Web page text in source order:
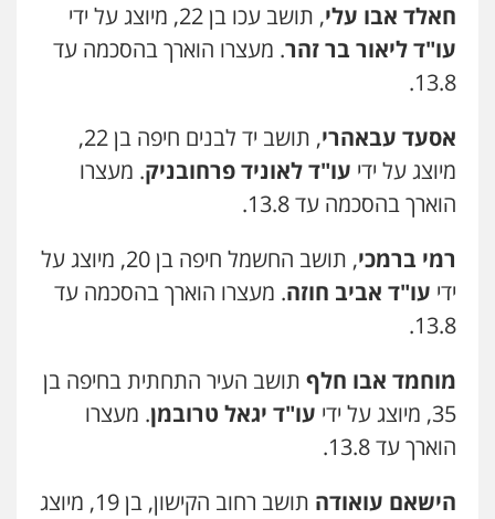
חאלד אבו עלי, תושב עכו בן 22, מיוצג על ידי
עו"ד ליאור בר זהר. מעצרו הוארך בהסכמה עד
13.8.
אסעד עבאהרי
, תושב יד לבנים חיפה בן 22,
מיוצג על ידי עו"ד לאוניד פרחובניק. מעצרו
הוארך בהסכמה עד 13.8.
רמי ברמכי
, תושב החשמל חיפה בן 20, מיוצג על
ידי עו"ד אביב חוזה. מעצרו הוארך בהסכמה עד
13.8.
מוחמד אבו חלף תושב העיר התחתית בחיפה בן
35, מיוצג על ידי
עו"ד יגאל טרובמן. מעצרו
הוארך עד 13.8.
הישאם עואודה
תושב רחוב הקישון, בן 19, מיוצג